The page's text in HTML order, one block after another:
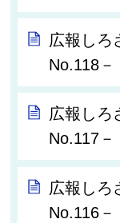
広報し
No.118－
広報し
No.117－
広報し
No.116－